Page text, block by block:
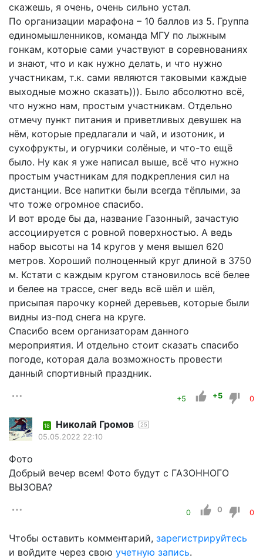
скажешь, я очень, очень сильно устал.
По организации марафона – 10 баллов из 5. Группа
единомышленников, команда МГУ по лыжным
гонкам, которые сами участвуют в соревнованиях
и знают, что и как нужно делать, и что нужно
участникам, т.к. сами являются таковыми каждые
выходные можно сказать))). Было абсолютно всё,
что нужно нам, простым участникам. Отдельно
отмечу пункт питания и приветливых девушек на
нём, которые предлагали и чай, и изотоник, и
сухофрукты, и огурчики солёные, и что-то ещё
было. Ну как я уже написал выше, всё что нужно
простым участникам для подкрепления сил на
дистанции. Все напитки были всегда тёплыми, за
что тоже огромное спасибо.
И вот вроде бы да, название Газонный, зачастую
ассоциируется с ровной поверхностью. А ведь
набор высоты на 14 кругов у меня вышел 620
метров. Хороший полноценный круг длиной в 3750
м. Кстати с каждым кругом становилось всё белее
и белее на трассе, снег ведь всё шёл и шёл,
присыпая парочку корней деревьев, которые были
видны из-под снега на круге.
Спасибо всем организаторам данного
мероприятия. И отдельно стоит сказать спасибо
погоде, которая дала возможность провести
данный спортивный праздник.
+5 +5 0
18 Николай Громов 25
05.05.2022 22:10
Фото
Добрый вечер всем! Фото будут с ГАЗОННОГО
ВЫЗОВА?
0 0 0
Чтобы оставить комментарий, зарегистрируйтесь
и войдите через свою учетную запись.